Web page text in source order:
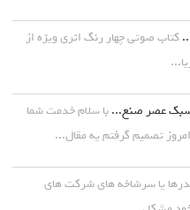
کتاب صوتی چهار رنگ اثری ویژه از
سبک عصر صنع... با سلام خدمت شما
تصمیم گرفتم یه مقال...
یا سرشاخه های شرکت های